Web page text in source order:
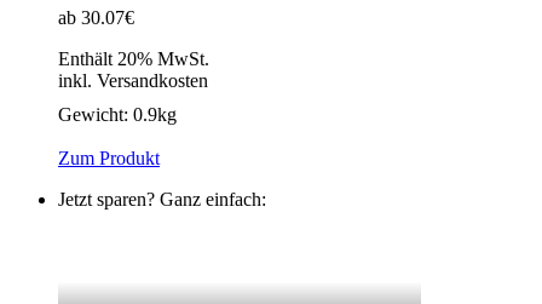
ab 30.07€
Enthält 20% MwSt.
inkl. Versandkosten
Gewicht: 0.9kg
Zum Produkt
Jetzt sparen? Ganz einfach: